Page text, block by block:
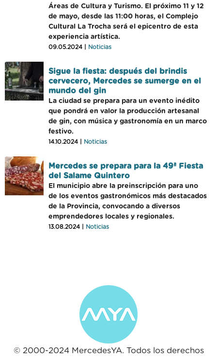
Áreas de Cultura y Turismo. El próximo 11 y 12
de mayo, desde las 11:00 horas, el Complejo
Cultural La Trocha será el epicentro de esta
experiencia artística.
09.05.2024 | Noticias
Sigue la fiesta: después del brindis
cervecero, Mercedes se sumerge en el
mundo del gin
La ciudad se prepara para un evento inédito
que pondrá en valor la producción artesanal
de gin, con música y gastronomía en un marco
festivo.
14.10.2024 | Noticias
Mercedes se prepara para la 49ª Fiesta
del Salame Quintero
El municipio abre la preinscripción para uno
de los eventos gastronómicos más destacados
de la Provincia, convocando a diversos
emprendedores locales y regionales.
13.08.2024 | Noticias
© 2000-2024 MercedesYA. Todos los derechos